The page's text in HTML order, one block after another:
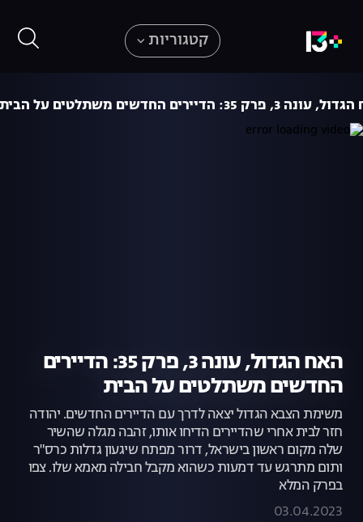
קטגוריות
3, פרק 35: הדיירים החדשים משתלטים על הבית
האח הגדול, עונה 3, פרק 35: הדיירים
החדשים משתלטים על הבית
משימת הצבא הגדול יצאה לדרך עם הדיירים החדשים. יהודה
חזר לבית אחרי שהדיירים הדיחו אותו, זהבה מגלה שהשיר
שלה מקום ראשון בישראל, דרור מפתח שיגעון גדלות כרס"ר
ותום מתרגש עד דמעות כשהוא מקבל חבילה מאמא שלו. צפו
בפרק המלא
03.04.2023